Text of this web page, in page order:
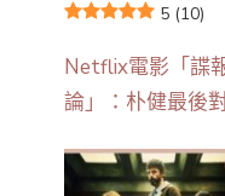
5 (10)
Netflix電影「諜
論」：朴健最後